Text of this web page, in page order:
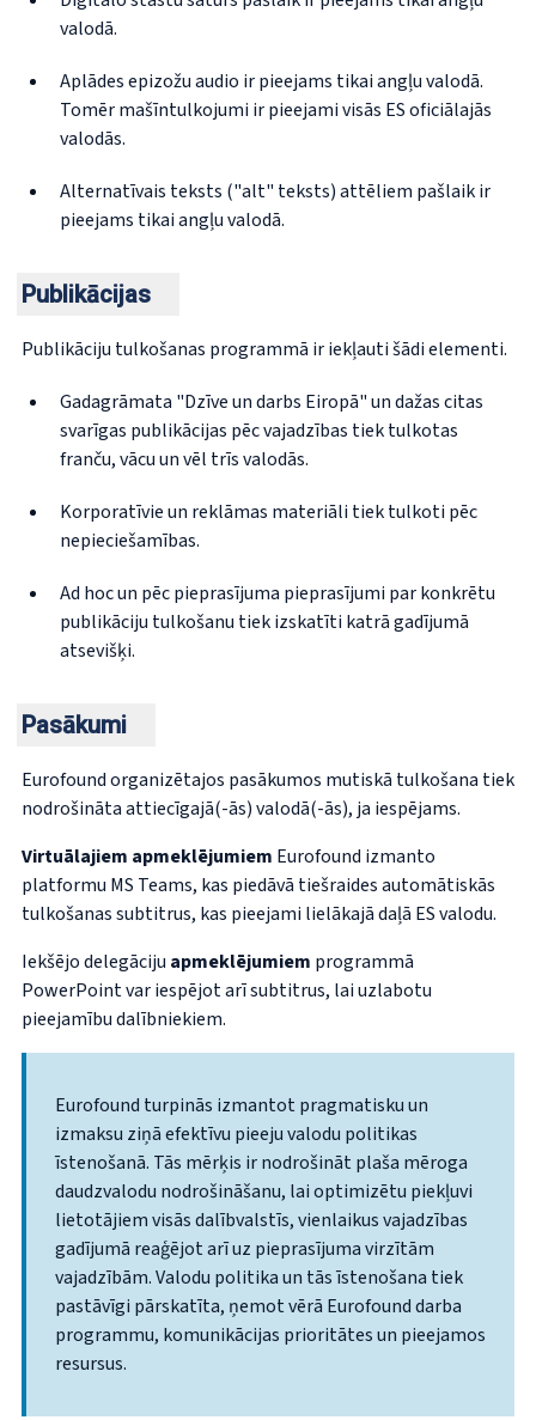
valodā.
Aplādes epizožu audio ir pieejams tikai angļu valodā.
Tomēr mašīntulkojumi ir pieejami visās ES oficiālajās
valodās.
Alternatīvais teksts ("alt" teksts) attēliem pašlaik ir
pieejams tikai angļu valodā.
Publikācijas
Publikāciju tulkošanas programmā ir iekļauti šādi elementi.
Gadagrāmata "Dzīve un darbs Eiropā" un dažas citas
svarīgas publikācijas pēc vajadzības tiek tulkotas
franču, vācu un vēl trīs valodās.
Korporatīvie un reklāmas materiāli tiek tulkoti pēc
nepieciešamības.
Ad hoc un pēc pieprasījuma pieprasījumi par konkrētu
publikāciju tulkošanu tiek izskatīti katrā gadījumā
atsevišķi.
Pasākumi
Eurofound organizētajos pasākumos mutiskā tulkošana tiek
nodrošināta attiecīgajā(-ās) valodā(-ās), ja iespējams.
Virtuālajiem apmeklējumiem Eurofound izmanto
platformu MS Teams, kas piedāvā tiešraides automātiskās
tulkošanas subtitrus, kas pieejami lielākajā daļā ES valodu.
Iekšējo delegāciju apmeklējumiem programmā
PowerPoint var iespējot arī subtitrus, lai uzlabotu
pieejamību dalībniekiem.
Eurofound turpinās izmantot pragmatisku un
izmaksu ziņā efektīvu pieeju valodu politikas
īstenošanā. Tās mērķis ir nodrošināt plaša mēroga
daudzvalodu nodrošināšanu, lai optimizētu piekļuvi
lietotājiem visās dalībvalstīs, vienlaikus vajadzības
gadījumā reaģējot arī uz pieprasījuma virzītām
vajadzībām. Valodu politika un tās īstenošana tiek
pastāvīgi pārskatīta, ņemot vērā Eurofound darba
programmu, komunikācijas prioritātes un pieejamos
resursus.